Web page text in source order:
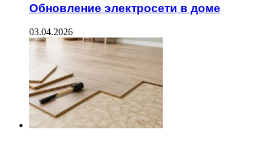
Обновление электросети в доме
03.04.2026